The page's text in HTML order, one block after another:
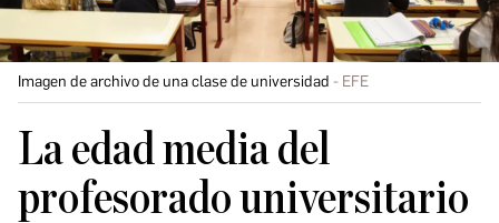
Imagen de archivo de una clase de universidad EFE
La edad media del
profesorado universitario